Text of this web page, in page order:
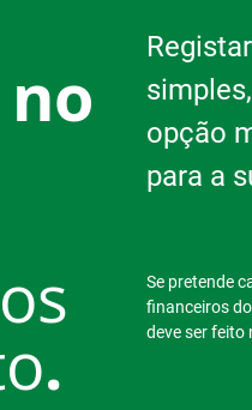
.
opção
para a
Se pretende
financeiros
deve ser feito